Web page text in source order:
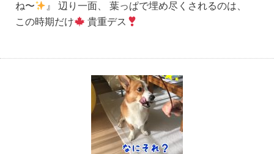
ね〜
』 辺り一面、 葉っぱで埋め尽くされるのは、
この時期だけ
貴重デス